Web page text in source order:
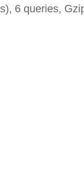
6 queries,